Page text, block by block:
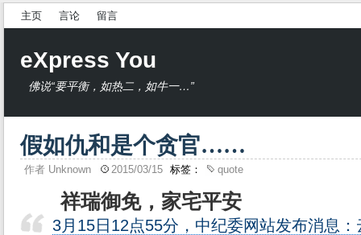
主页 言论 留言
eXpress You
佛说“要平衡，如热二，如牛一…”
假如仇和是个贪官……
作者 Unknown 2015/03/15 标签： quote
祥瑞御免，家宅平安
3月15日12点55分，中纪委网站发布消息